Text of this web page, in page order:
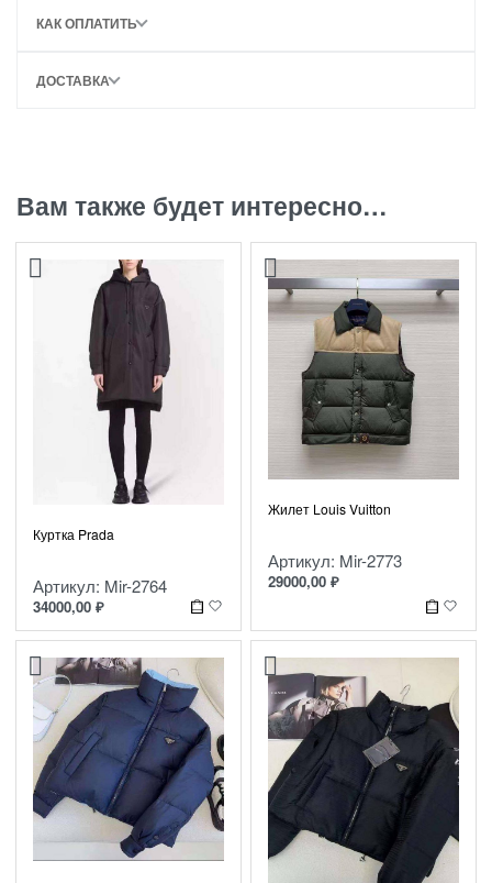
КАК ОПЛАТИТЬ
ДОСТАВКА
Вам также будет интересно…
Куртка Prada
Артикул: Mir-2764
34000,00 ₽
Жилет Louis Vuitton
Артикул: Mir-2773
29000,00 ₽